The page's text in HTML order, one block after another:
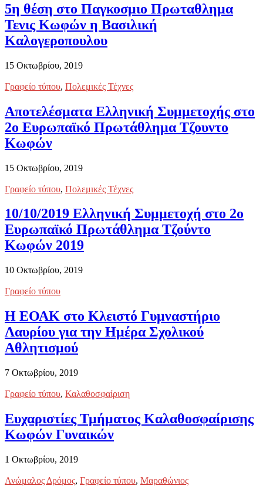
5η θέση στο Παγκοσμιο Πρωταθλημα
Τενις Κωφών η Βασιλική
Καλογεροπουλου
15 Οκτωβρίου, 2019
Γραφείο τύπου, Πολεμικές Τέχνες
Αποτελέσματα Ελληνική Συμμετοχής στο
2ο Ευρωπαϊκό Πρωτάθλημα Τζουντο
Κωφών
15 Οκτωβρίου, 2019
Γραφείο τύπου, Πολεμικές Τέχνες
10/10/2019 Ελληνική Συμμετοχή στο 2ο
Ευρωπαϊκό Πρωτάθλημα Τζούντο
Κωφών 2019
10 Οκτωβρίου, 2019
Γραφείο τύπου
Η ΕΟΑΚ στο Κλειστό Γυμναστήριο
Λαυρίου για την Ημέρα Σχολικού
Αθλητισμού
7 Οκτωβρίου, 2019
Γραφείο τύπου, Καλαθοσφαίριση
Ευχαριστίες Τμήματος Καλαθοσφαίρισης
Κωφών Γυναικών
1 Οκτωβρίου, 2019
Ανώμαλος Δρόμος, Γραφείο τύπου, Μαραθώνιος